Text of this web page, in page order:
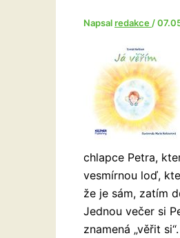
Napsalredakce /
chlapce Petra,
vesmírnou loď,
že je sám, zatím
Jednou večer si
znamená „věřit